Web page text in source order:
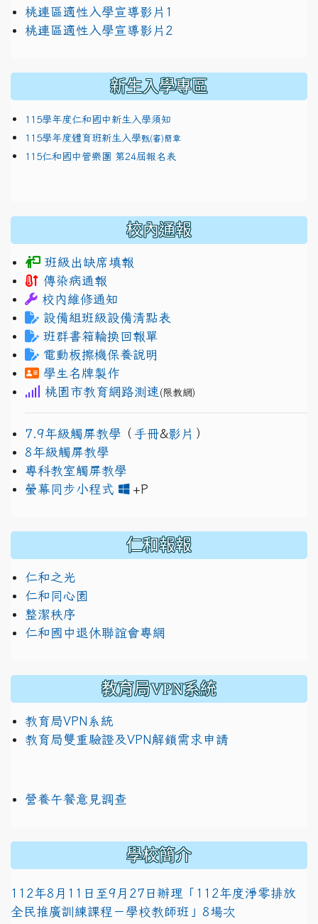
link to https://docs.google.com/presentation/d/
桃連區適性入學宣導影片1
link to https://docs.google.com/presentation/d/
桃連區適性入學宣導影片2
新生入學專區
115學年度仁和國中新生入學須知
115學年度體育班新生入學甄(審)簡章
115仁和國中管樂團 第24屆報名表
校內通報
班級出缺席填報
傳染病通報
校內維修通知
設備組班級設備清點表
班群書箱輪換回報單
電動板擦機保養說明
學生名牌製作
桃園市教育網路測速 (限教網)
7.9年級觸屏教學 （ 手冊&影片 ）
8年級觸屏教學
專科教室觸屏教學
螢幕同步小程式
+P
仁和報報
仁和之光
仁和同心園
整潔秩序
仁和國中退休聯誼會專網
教育局VPN系統
教育局VPN系統
教育局雙重驗證及VPN解鎖需求申請
營養午餐意見調查
學校簡介
112年8月11日至9月27日辦理「112年度淨零排放
全民推廣訓練課程－學校教師班」8場次